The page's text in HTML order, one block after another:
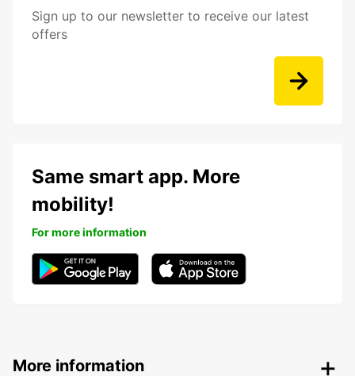
Sign up to our newsletter to receive our latest
offers
Same smart app. More
mobility!
For more information
More information